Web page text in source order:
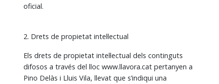
oficial.
2. Drets de propietat intel·lectual
Els drets de propietat intel·lectual dels continguts
difosos a través del lloc www.llavora.cat pertanyen a
Pino Delàs i Lluis Vila, llevat que s’indiqui una